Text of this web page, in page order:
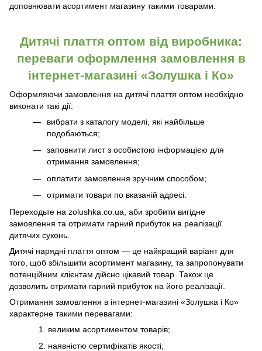
доповнювати асортимент магазину такими товарами.
Дитячі плаття оптом від виробника:
переваги оформлення замовлення в
інтернет-магазині «Золушка і Ко»
Оформляючи замовлення на дитячі плаття оптом необхідно
виконати такі дії:
вибрати з каталогу моделі, які найбільше
подобаються;
заповнити лист з особистою інформацією для
отримання замовлення;
оплатити замовлення зручним способом;
отримати товари по вказаній адресі.
Переходьте на zolushka.co.ua, аби зробити вигідне
замовлення та отримати гарний прибуток на реалізації
дитячих суконь.
Дитячі нарядні плаття оптом — це найкращий варіант для
того, щоб збільшити асортимент магазину, та запропонувати
потенційним клієнтам дійсно цікавий товар. Також це
дозволить отримати гарний прибуток на його реалізації.
Отримання замовлення в інтернет-магазині «Золушка і Ко»
характерне такими перевагами:
великим асортиментом товарів;
наявністю сертифікатів якості;